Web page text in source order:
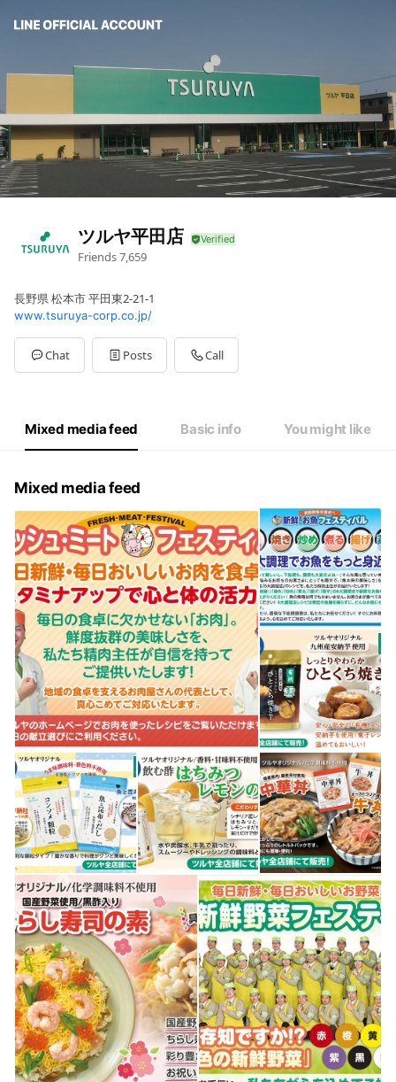
ツルヤ平田店
Friends7,659
長野県 松本市 平田東2-21-1
www.tsuruya-corp.co.jp/
Chat Posts Call
Mixed media feed Basic info You might like
Mixed media feed